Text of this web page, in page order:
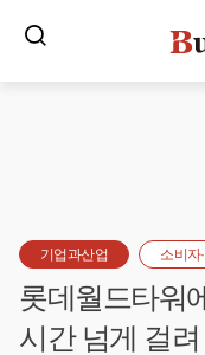
기업과산업 소비자
롯데월드타워
시간 넘게 걸려